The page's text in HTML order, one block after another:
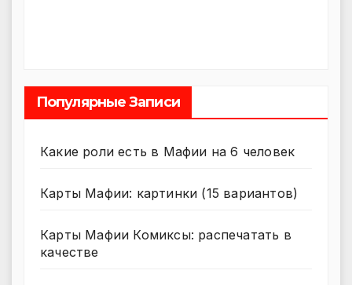
Популярные Записи
Какие роли есть в Мафии на 6 человек
Карты Мафии: картинки (15 вариантов)
Карты Мафии Комиксы: распечатать в
качестве